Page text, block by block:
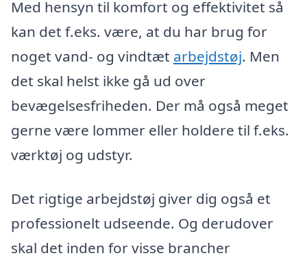
Med hensyn til komfort og effektivitet så
kan det f.eks. være, at du har brug for
noget vand- og vindtæt arbejdstøj. Men
det skal helst ikke gå ud over
bevægelsesfriheden. Der må også meget
gerne være lommer eller holdere til f.eks.
værktøj og udstyr.
Det rigtige arbejdstøj giver dig også et
professionelt udseende. Og derudover
skal det inden for visse brancher